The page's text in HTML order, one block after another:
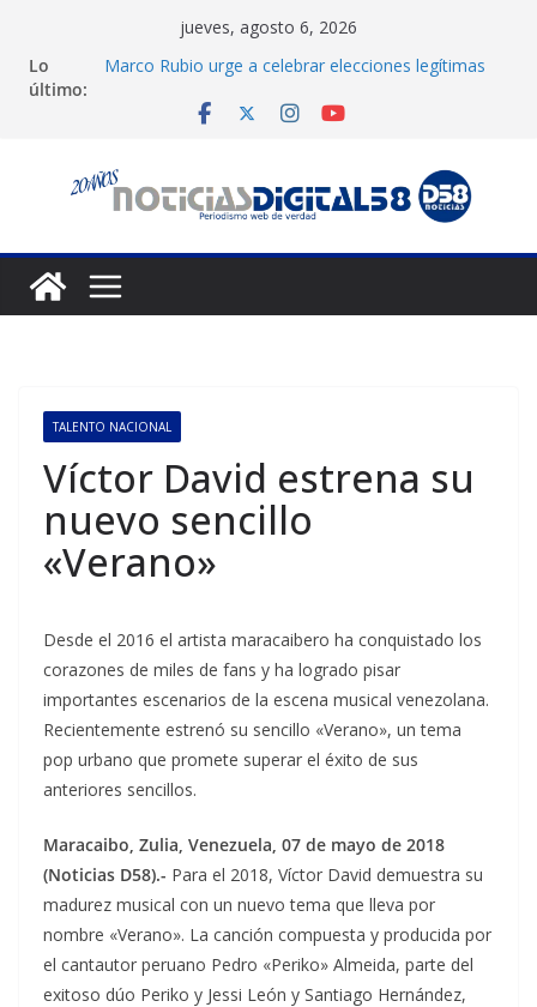
contenido
jueves, agosto 6, 2026
Lo
último:
Marco Rubio urge a celebrar elecciones legítimas
Liga FutVe: Rayo Zuliano busca redimirse en su
venezolano en el exterior
Hallan el cuerpo del montañista Nirmal Purja tras
Machado exige un cronograma electoral a la mesa
de diálogo
TALENTO NACIONAL
Víctor David estrena su
nuevo sencillo
«Verano»
Desde el 2016 el artista maracaibero ha conquistado los
corazones de miles de fans y ha logrado pisar
importantes escenarios de la escena musical venezolana.
Recientemente estrenó su sencillo «Verano», un tema
pop urbano que promete superar el éxito de sus
anteriores sencillos.
Maracaibo, Zulia, Venezuela, 07 de mayo de 2018
(Noticias D58).- Para el 2018, Víctor David demuestra su
madurez musical con un nuevo tema que lleva por
nombre «Verano». La canción compuesta y producida por
el cantautor peruano Pedro «Periko» Almeida, parte del
exitoso dúo Periko y Jessi León y Santiago Hernández,